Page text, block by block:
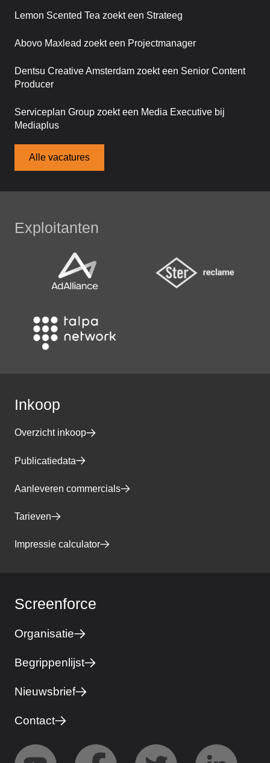
Lemon Scented Tea zoekt een Strateeg
Abovo Maxlead zoekt een Projectmanager
Dentsu Creative Amsterdam zoekt een Senior Content
Producer
Serviceplan Group zoekt een Media Executive bij
Mediaplus
Alle vacatures
Exploitanten
Inkoop
Overzicht inkoop
Publicatiedata
Aanleveren commercials
Tarieven
Impressie calculator
Screenforce
Organisatie
Begrippenlijst
Nieuwsbrief
Contact